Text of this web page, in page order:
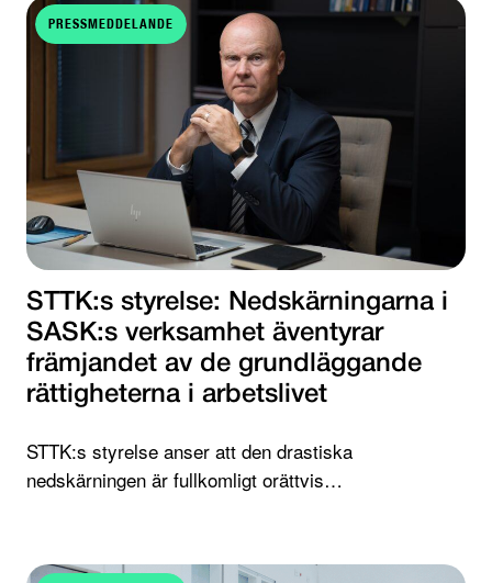
PRESSMEDDELANDE
STTK:s styrelse: Nedskärningarna i
SASK:s verksamhet äventyrar
främjandet av de grundläggande
rättigheterna i arbetslivet
STTK:s styrelse anser att den drastiska
nedskärningen är fullkomligt orättvis…